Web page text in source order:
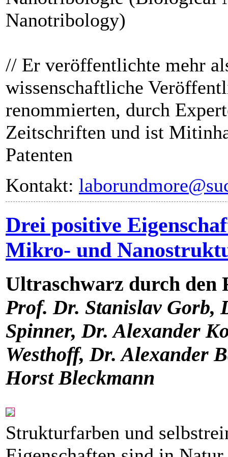
Nanotribology)
// Er veröffentlichte mehr
wissenschaftliche
renommierten, durch
Zeitschriften und ist
Patenten
Kontakt:
Drei positive
Mikro- und
Ultraschwarz durch den
Prof. Dr. Stanislav Gorb,
Spinner, Dr. Alexander
Westhoff, Dr. Alexander
Horst Bleckmann
Strukturfarben und